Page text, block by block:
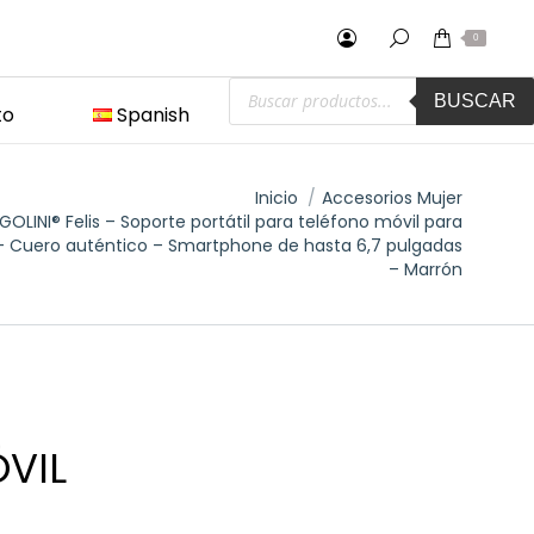
0
Spanish
Búsqueda
de
productos
BUSCAR
Inicio
Accesorios Mujer
Felis – Soporte portátil para teléfono móvil para
Cuero auténtico – Smartphone de hasta 6,7 pulgadas
– Marrón